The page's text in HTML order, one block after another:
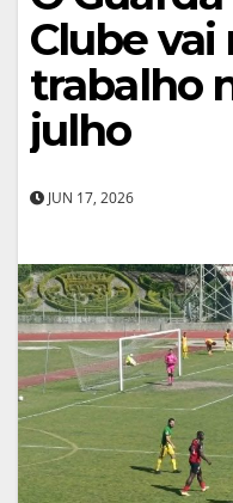
Clube vai
trabalho
julho
JUN 17, 2026